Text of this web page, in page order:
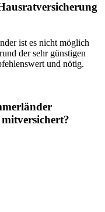
ist es nicht möglich
der sehr günstigen
und nötig.